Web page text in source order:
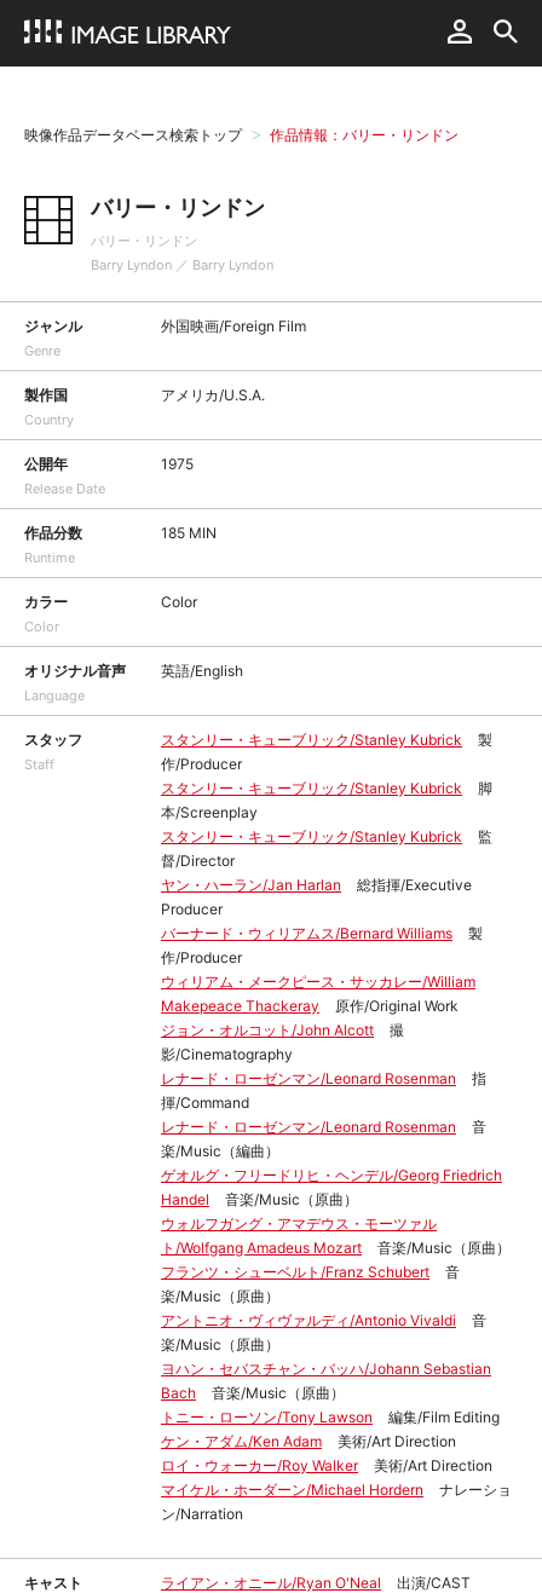
映像作品データベース検索トップ 作品情報：バリー・リンドン
バリー・リンドン
バリー・リンドン
Barry Lyndon ／ Barry Lyndon
ジャンル
Genre
外国映画/Foreign Film
製作国
Country
アメリカ/U.S.A.
公開年
Release Date
1975
作品分数
Runtime
185 MIN
カラー
Color
Color
オリジナル音声
Language
英語/English
スタッフ
Staff
スタンリー・キューブリック/Stanley Kubrick
製
作/Producer
スタンリー・キューブリック/Stanley Kubrick
脚
本/Screenplay
スタンリー・キューブリック/Stanley Kubrick
監
督/Director
ヤン・ハーラン/Jan Harlan
総指揮/Executive
Producer
バーナード・ウィリアムス/Bernard Williams
製
作/Producer
ウィリアム・メークピース・サッカレー/William
Makepeace Thackeray
原作/Original Work
ジョン・オルコット/John Alcott
撮
影/Cinematography
レナード・ローゼンマン/Leonard Rosenman
指
揮/Command
レナード・ローゼンマン/Leonard Rosenman
音
楽/Music（編曲）
ゲオルグ・フリードリヒ・ヘンデル/Georg Friedrich
Handel
音楽/Music（原曲）
ウォルフガング・アマデウス・モーツァル
ト/Wolfgang Amadeus Mozart
音楽/Music（原曲）
フランツ・シューベルト/Franz Schubert
音
楽/Music（原曲）
アントニオ・ヴィヴァルディ/Antonio Vivaldi
音
楽/Music（原曲）
ヨハン・セバスチャン・バッハ/Johann Sebastian
Bach
音楽/Music（原曲）
トニー・ローソン/Tony Lawson
編集/Film Editing
ケン・アダム/Ken Adam
美術/Art Direction
ロイ・ウォーカー/Roy Walker
美術/Art Direction
マイケル・ホーダーン/Michael Hordern
ナレーショ
ン/Narration
キャスト ライアン・オニール/Ryan O'Neal
出演/CAST